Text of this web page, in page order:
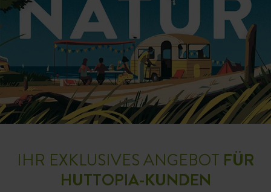
IHR EXKLUSIVES ANGEBOT FÜR
HUTTOPIA-KUNDEN